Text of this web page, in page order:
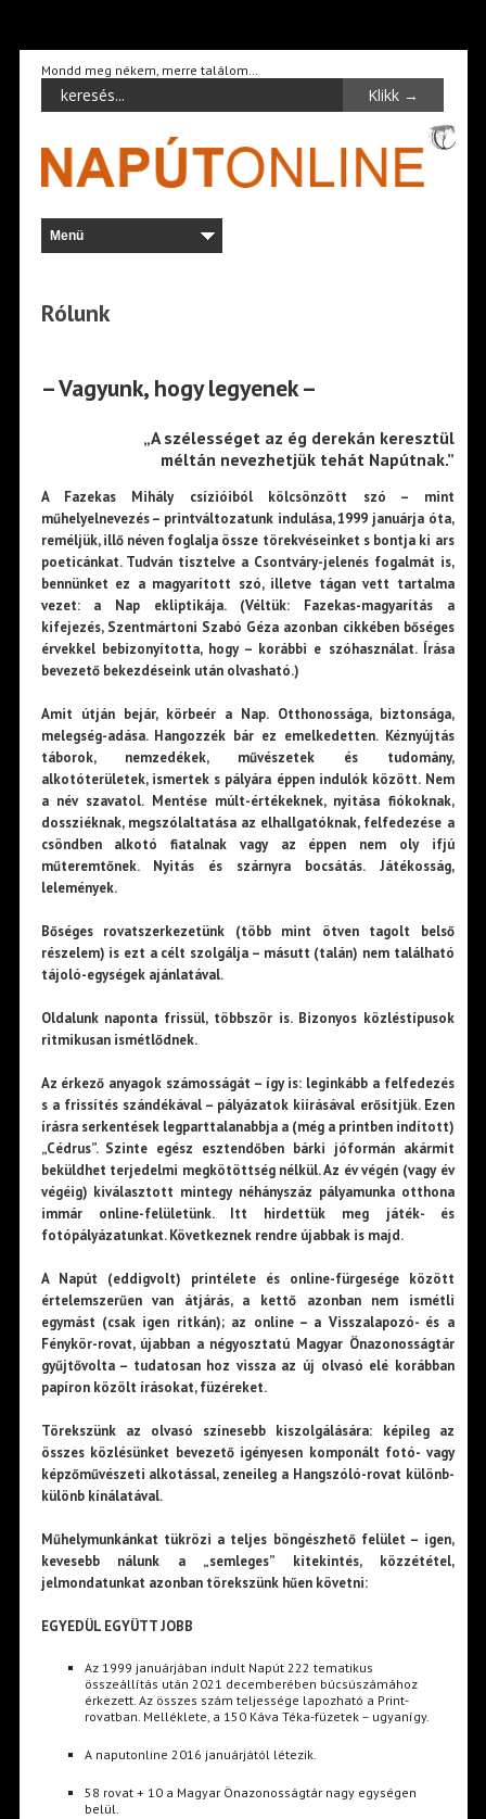
Mondd meg nékem, merre találom…
Rólunk
– Vagyunk, hogy legyenek –
„A szélességet az ég derekán keresztül
méltán nevezhetjük tehát Napútnak.”
A Fazekas Mihály csízióiból kölcsönzött szó – mint
műhelyelnevezés – printváltozatunk indulása, 1999 januárja óta,
reméljük, illő néven foglalja össze törekvéseinket s bontja ki ars
poeticánkat. Tudván tisztelve a Csontváry-jelenés fogalmát is,
bennünket ez a magyarított szó, illetve tágan vett tartalma
vezet: a Nap ekliptikája. (Véltük: Fazekas-magyarítás a
kifejezés, Szentmártoni Szabó Géza azonban cikkében bőséges
érvekkel bebizonyította, hogy – korábbi e szóhasználat. Írása
bevezető bekezdéseink után olvasható.)
Amit útján bejár, körbeér a Nap. Otthonossága, biztonsága,
melegség-adása. Hangozzék bár ez emelkedetten. Kéznyújtás
táborok, nemzedékek, művészetek és tudomány,
alkotóterületek, ismertek s pályára éppen indulók között. Nem
a név szavatol. Mentése múlt-értékeknek, nyitása fiókoknak,
dossziéknak, megszólaltatása az elhallgatóknak, felfedezése a
csöndben alkotó fiatalnak vagy az éppen nem oly ifjú
műteremtőnek. Nyitás és szárnyra bocsátás. Játékosság,
lelemények.
Bőséges rovatszerkezetünk (több mint ötven tagolt belső
részelem) is ezt a célt szolgálja – másutt (talán) nem található
tájoló-egységek ajánlatával.
Oldalunk naponta frissül, többször is. Bizonyos közléstípusok
ritmikusan ismétlődnek.
Az érkező anyagok számosságát – így is: leginkább a felfedezés
s a frissítés szándékával – pályázatok kiírásával erősítjük. Ezen
írásra serkentések legparttalanabbja a (még a printben indított)
„Cédrus”. Szinte egész esztendőben bárki jóformán akármit
beküldhet terjedelmi megkötöttség nélkül. Az év végén (vagy év
végéig) kiválasztott mintegy néhányszáz pályamunka otthona
immár online-felületünk. Itt hirdettük meg játék- és
fotópályázatunkat. Következnek rendre újabbak is majd.
A Napút (eddigvolt) printélete és online-fürgesége között
értelemszerűen van átjárás, a kettő azonban nem ismétli
egymást (csak igen ritkán); az online – a Visszalapozó- és a
Fénykör-rovat, újabban a négyosztatú Magyar Önazonosságtár
gyűjtővolta – tudatosan hoz vissza az új olvasó elé korábban
papíron közölt írásokat, füzéreket.
Törekszünk az olvasó színesebb kiszolgálására: képileg az
összes közlésünket bevezető igényesen komponált fotó- vagy
képzőművészeti alkotással, zeneileg a Hangszóló-rovat különb-
különb kínálatával.
Műhelymunkánkat tükrözi a teljes böngészhető felület – igen,
kevesebb nálunk a „semleges” kitekintés, közzététel,
jelmondatunkat azonban törekszünk hűen követni:
EGYEDÜL EGYÜTT JOBB
Az 1999 januárjában indult Napút 222 tematikus
összeállítás után 2021 decemberében búcsúszámához
érkezett. Az összes szám teljessége lapozható a Print-
rovatban. Melléklete, a 150 Káva Téka-füzetek – ugyanígy.
A naputonline 2016 januárjától létezik.
58 rovat + 10 a Magyar Önazonosságtár nagy egységen
belül.